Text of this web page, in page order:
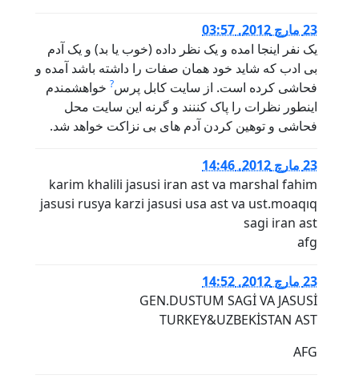
23 مارچ 2012, 03:57
یک نفر اینجا امده و یک نظر داده (خوب یا بد) و یک آدم
بی ادب که شاید خود همان صفات را داشته باشد آمده و
فحاشی کرده است. از سایت کابل پرس? خواهشمندم
اینطور نظرات را پاک کننند و گرنه این سایت محل
فحاشی و توهین کردن آدم های بی نزاکت خواهد شد.
23 مارچ 2012, 14:46
karim khalili jasusi iran ast va marshal fahim
jasusi rusya karzi jasusi usa ast va ust.moaqıq
sagi iran ast
afg
23 مارچ 2012, 14:52
GEN.DUSTUM SAGİ VA JASUSİ
TURKEY&UZBEKİSTAN AST
AFG